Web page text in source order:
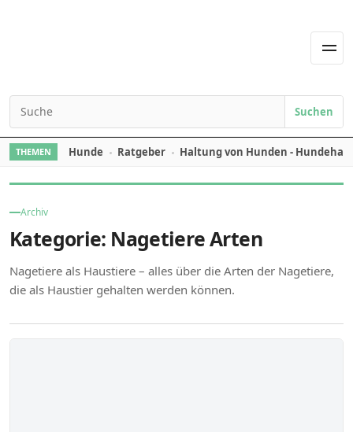
Search for:
Suchen
THEMEN Hunde Ratgeber Haltung von Hunden -
Archiv
Kategorie: Nagetiere Arten
Nagetiere als Haustiere – alles über die Arten der Nagetiere,
die als Haustier gehalten werden können.